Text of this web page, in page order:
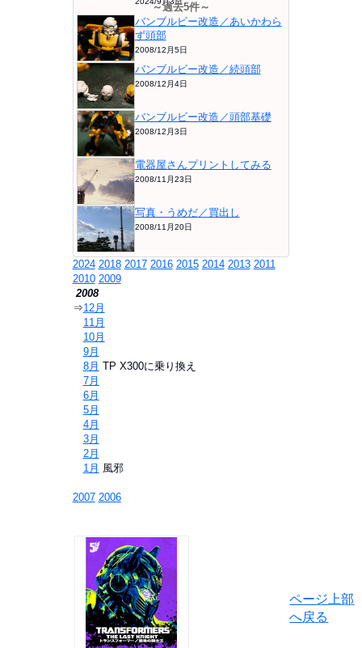
～過去5件～
バンブルビー改造／あいかわら
ず頭部
2008/12月5日
バンブルビー改造／続頭部
2008/12月4日
バンブルビー改造／頭部基礎
2008/12月3日
電器屋さんプリントしてみる
2008/11月23日
写真・うめだ／買出し
2008/11月20日
2024 2018 2017 2016 2015 2014 2013 2011
2010 2009
2008
⇒12月
11月
10月
9月
8月 TP X300に乗り換え
7月
6月
5月
4月
3月
2月
1月 風邪
2007 2006
ページ上部
へ戻る